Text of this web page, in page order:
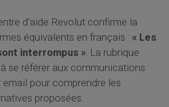
d'aide Revolut confirme la
équivalents en français : « Les
interrompus ». La rubrique
se référer aux communications
pour comprendre les
proposées.